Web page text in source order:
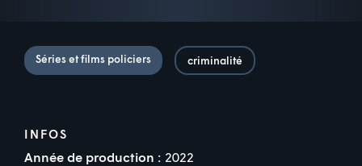
Séries et films policiers criminalité
INFOS
Année de production : 2022